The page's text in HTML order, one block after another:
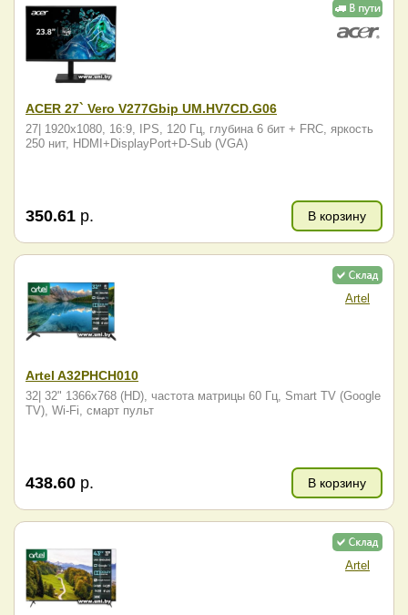
ACER 27` Vero V277Gbip UM.HV7CD.G06
27| 1920x1080, 16:9, IPS, 120 Гц, глубина 6 бит + FRC, яркость
250 нит, HDMI+DisplayPort+D-Sub (VGA)
350.61 р. В корзину
Artel
Artel A32PHCH010
32| 32" 1366x768 (HD), частота матрицы 60 Гц, Smart TV (Google
TV), Wi-Fi, смарт пульт
438.60 р. В корзину
Artel